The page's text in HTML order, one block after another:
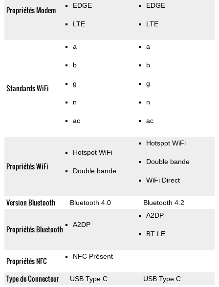
Propriétés Modem EDGE
LTE
EDGE
LTE
Standards WiFi
a
b
g
n
ac
a
b
g
n
ac
Propriétés WiFi
Hotspot WiFi
Double bande
Hotspot WiFi
Double bande
WiFi Direct
Version Bluetooth Bluetooth 4.0 Bluetooth 4.2
Propriétés Bluetooth A2DP
A2DP
BT LE
Propriétés NFC NFC Présent
Type de Connecteur USB Type C USB Type C